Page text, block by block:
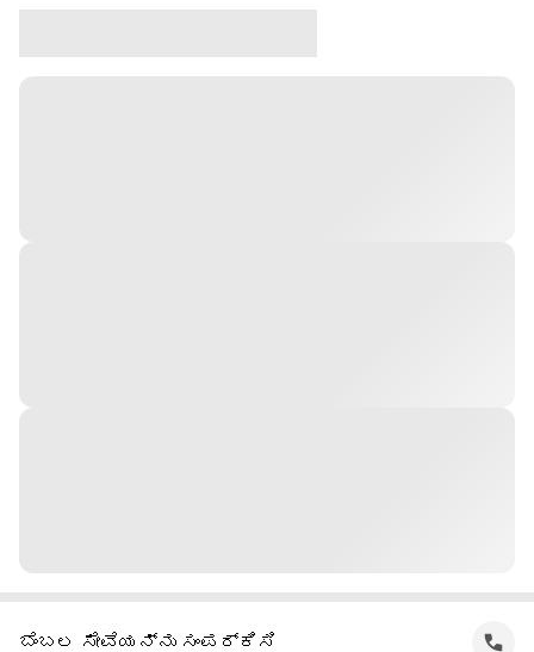
ಬೆಂಬಲ ಸೇವೆಯನ್ನು ಸಂಪರ್ಕಿಸಿ